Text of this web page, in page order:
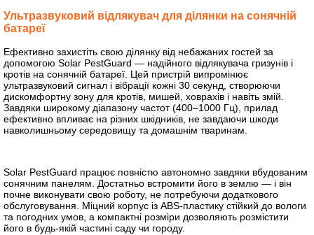
Ультразвуковий відлякувач для ділянки на сонячній
батареї
Ефективно захистіть свою ділянку від небажаних гостей за
допомогою Solar PestGuard — надійного відлякувача гризунів і
кротів на сонячній батареї. Цей пристрій випромінює
ультразвуковий сигнал і вібрації кожні 30 секунд, створюючи
дискомфортну зону для кротів, мишей, ховрахів і навіть змій.
Завдяки широкому діапазону частот (400–1000 Гц), прилад
ефективно впливає на різних шкідників, не завдаючи шкоди
навколишньому середовищу та домашнім тваринам.
Solar PestGuard працює повністю автономно завдяки вбудованим
сонячним панелям. Достатньо встромити його в землю — і він
почне виконувати свою роботу, не потребуючи додаткового
обслуговування. Міцний корпус із ABS-пластику стійкий до вологи
та погодних умов, а компактні розміри дозволяють розмістити
його в будь-якій частині саду чи городу.